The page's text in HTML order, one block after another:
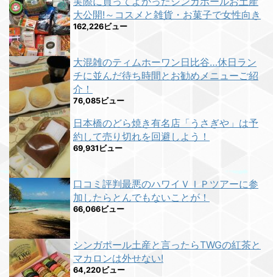
大公開!～コスメと雑貨・お菓子で女性向き
162,226ビュー
大混雑のティムホーワン日比谷…休日ラン
チに並んだ待ち時間とお勧めメニューご紹
介！
76,085ビュー
日本橋のどら焼き有名店「うさぎや」は予
約して売り切れを回避しよう！
69,931ビュー
口コミ評判最悪のハワイＶＩＰツアーに参
加したらとんでもないことが！
66,066ビュー
シンガポール土産と言ったらTWGの紅茶と
マカロンは外せない!
64,220ビュー